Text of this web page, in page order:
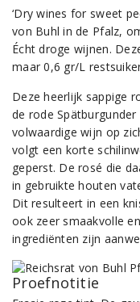
‘Dry wines for sweet
von Buhl in de Pfalz,
Écht droge wijnen.
maar 0,6 gr/L
Deze heerlijk sappige
de rode
volwaardige wijn op
volgt een korte
geperst. De rosé die
in gebruikte houten
Dit resulteert in een
ook zeer smaakvolle
ingrediënten zijn
Proefnotitie